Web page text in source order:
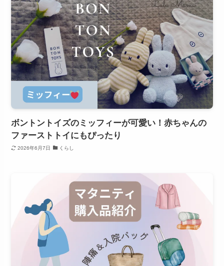
ボントントイズのミッフィーが可愛い！赤ちゃんの
ファーストトイにもぴったり
2026年6月7日 くらし